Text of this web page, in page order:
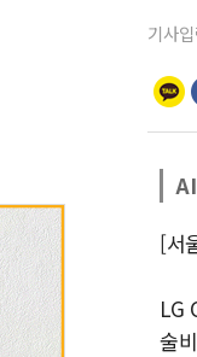
기사
[서
LG
술